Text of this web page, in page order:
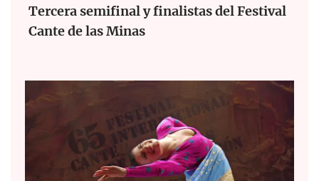
Tercera semifinal y finalistas del Festival
Cante de las Minas